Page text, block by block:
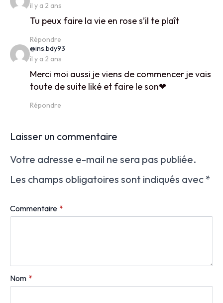
il y a 2 ans
Tu peux faire la vie en rose s’il te plaît
Répondre
@ins.bdy93
il y a 2 ans
Merci moi aussi je viens de commencer je vais
toute de suite liké et faire le son❤
Répondre
Laisser un commentaire
Votre adresse e-mail ne sera pas publiée.
Les champs obligatoires sont indiqués avec*
Commentaire *
Nom *